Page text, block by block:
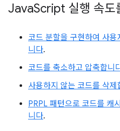
JavaScript 실행 속도
코드 분할을 구현하여 사
니다.
코드를 축소하고 압축합니
사용하지 않는 코드를 삭제
PRPL 패턴으로 코드를 캐
니다.